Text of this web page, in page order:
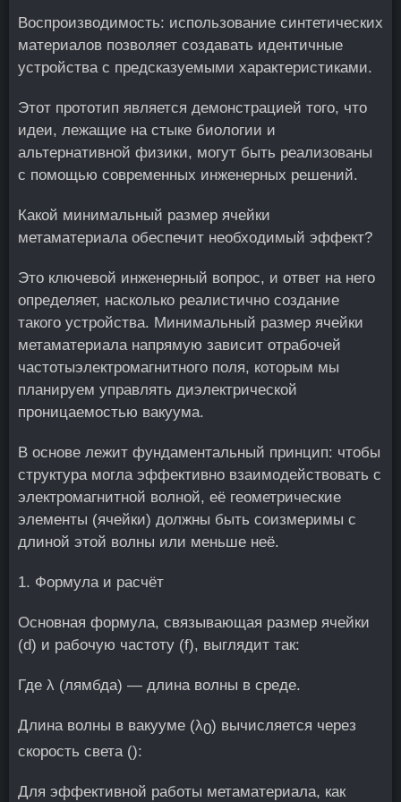
Воспроизводимость: использование синтетических
материалов позволяет создавать идентичные
устройства с предсказуемыми характеристиками.
Этот прототип является демонстрацией того, что
идеи, лежащие на стыке биологии и
альтернативной физики, могут быть реализованы
с помощью современных инженерных решений.
Какой минимальный размер ячейки
метаматериала обеспечит необходимый эффект?
Это ключевой инженерный вопрос, и ответ на него
определяет, насколько реалистично создание
такого устройства. Минимальный размер ячейки
метаматериала напрямую зависит отрабочей
частотыэлектромагнитного поля, которым мы
планируем управлять диэлектрической
проницаемостью вакуума.
В основе лежит фундаментальный принцип: чтобы
структура могла эффективно взаимодействовать с
электромагнитной волной, её геометрические
элементы (ячейки) должны быть соизмеримы с
длиной этой волны или меньше неё.
1. Формула и расчёт
Основная формула, связывающая размер ячейки
(d) и рабочую частоту (f), выглядит так:
Где λ (лямбда) — длина волны в среде.
Длина волны в вакууме (λ0) вычисляется через
скорость света ():
Для эффективной работы метаматериала, как